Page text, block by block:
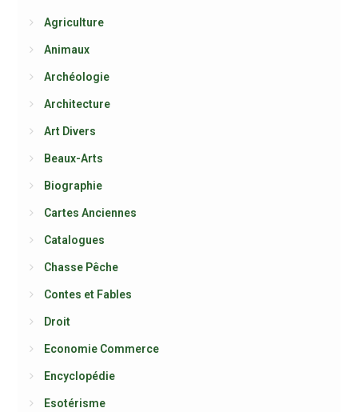
Agriculture
Animaux
Archéologie
Architecture
Art Divers
Beaux-Arts
Biographie
Cartes Anciennes
Catalogues
Chasse Pêche
Contes et Fables
Droit
Economie Commerce
Encyclopédie
Esotérisme